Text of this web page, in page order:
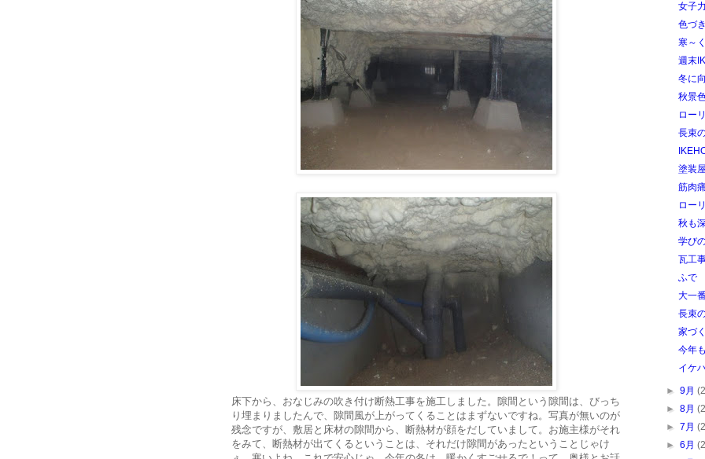
床下から、おなじみの吹き付け断熱工事を施工しました。隙間という隙間は、びっち
り埋まりましたんで、隙間風が上がってくることはまずないですね。写真が無いのが
残念ですが、敷居と床材の隙間から、断熱材が顔をだしていまして。お施主様がそれ
をみて、断熱材が出てくるということは、それだけ隙間があったということじゃけ
女子
色づ
寒～
週末
冬に
秋景
ロー
長束
塗装
筋肉
ロー
秋も
学び
瓦工事
ふで
大一
長束
家づ
今年
イケ
►9月
►8月
►7月
►6月